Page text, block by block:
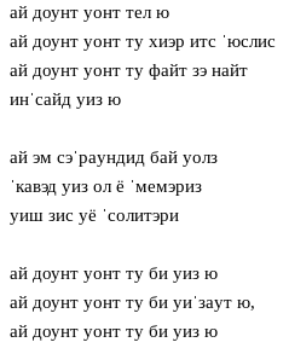
ай доунт уонт тел ю
ай доунт уонт ту хиэр итс ˈюслис
ай доунт уонт ту файт зэ найт
инˈсайд уиз ю
ай эм сэˈрaундид бай уолз
ˈкавэд уиз ол ё ˈмемэриз
уиш зис уё ˈсолитэри
ай доунт уонт ту би уиз ю
ай доунт уонт ту би уиˈзaут ю,
ай доунт уонт ту би уиз ю